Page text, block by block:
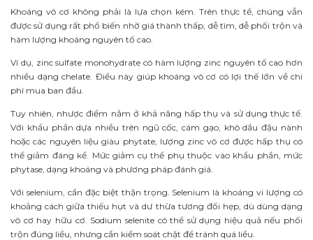
Khoáng vô cơ không phải là lựa chọn kém. Trên thực tế, chúng vẫn
được sử dụng rất phổ biến nhờ giá thành thấp, dễ tìm, dễ phối trộn và
hàm lượng khoáng nguyên tố cao.
Ví dụ, zinc sulfate monohydrate có hàm lượng zinc nguyên tố cao hơn
nhiều dạng chelate. Điều này giúp khoáng vô cơ có lợi thế lớn về chi
phí mua ban đầu.
Tuy nhiên, nhược điểm nằm ở khả năng hấp thụ và sử dụng thực tế.
Với khẩu phần dựa nhiều trên ngũ cốc, cám gạo, khô dầu đậu nành
hoặc các nguyên liệu giàu phytate, lượng zinc vô cơ được hấp thụ có
thể giảm đáng kể. Mức giảm cụ thể phụ thuộc vào khẩu phần, mức
phytase, dạng khoáng và phương pháp đánh giá.
Với selenium, cần đặc biệt thận trọng. Selenium là khoáng vi lượng có
khoảng cách giữa thiếu hụt và dư thừa tương đối hẹp, dù dùng dạng
vô cơ hay hữu cơ. Sodium selenite có thể sử dụng hiệu quả nếu phối
trộn đúng liều, nhưng cần kiểm soát chặt để tránh quá liều.